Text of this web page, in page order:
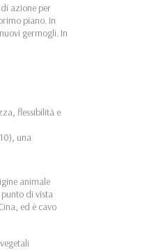
azione per
piano. In
germogli. In
flessibilità e
una
animale
di vista
ed è cavo